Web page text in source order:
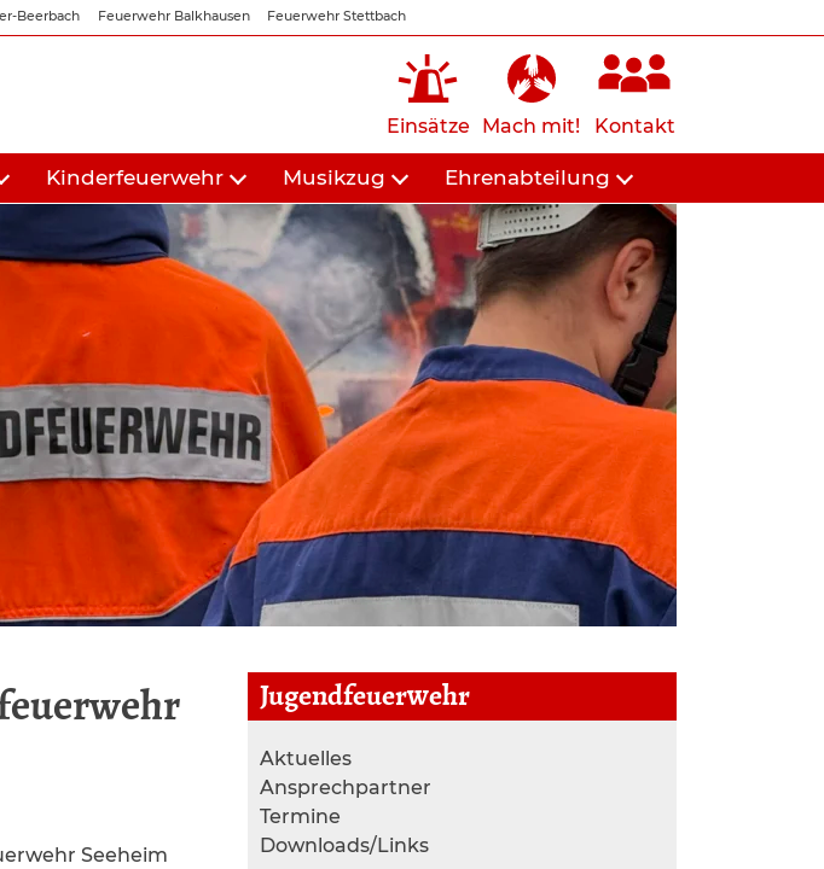
Beerbach Feuerwehr Balkhausen Feuerwehr Stettbach
Einsätze Mach mit! Kontakt
Kinderfeuerwehr Musikzug Ehrenabteilung
Seeheim
Jugendfeuerwehr
Aktuelles
Ansprechpartner
Termine
Downloads/Links